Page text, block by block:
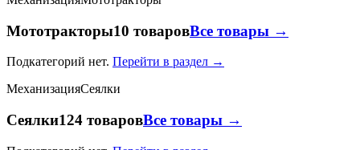
Мототракторы10 товаровВсе товары →
Подкатегорий нет. Перейти в раздел →
МеханизацияСеялки
Сеялки124 товаровВсе товары →